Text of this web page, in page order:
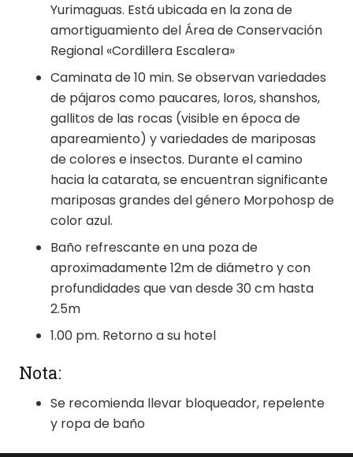
Yurimaguas. Está ubicada en la zona de
amortiguamiento del Área de Conservación
Regional «Cordillera Escalera»
Caminata de 10 min. Se observan variedades
de pájaros como paucares, loros, shanshos,
gallitos de las rocas (visible en época de
apareamiento) y variedades de mariposas
de colores e insectos. Durante el camino
hacia la catarata, se encuentran significante
mariposas grandes del género Morpohosp de
color azul.
Baño refrescante en una poza de
aproximadamente 12m de diámetro y con
profundidades que van desde 30 cm hasta
2.5m
1.00 pm. Retorno a su hotel
Nota:
Se recomienda llevar bloqueador, repelente
y ropa de baño